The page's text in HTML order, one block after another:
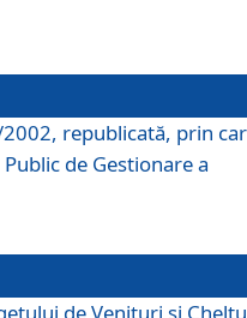
republicată, prin
de Gestionare a